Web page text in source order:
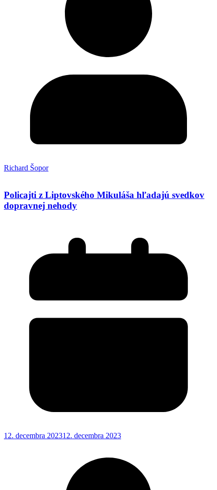
Richard Šopor
Policajti z Liptovského Mikuláša hľadajú svedkov
dopravnej nehody
12. decembra 202312. decembra 2023